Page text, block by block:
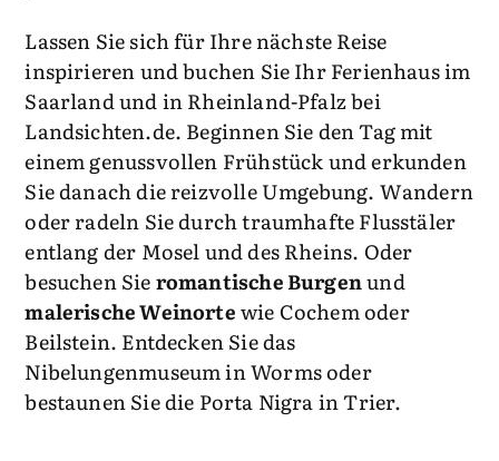
Lassen Sie sich für Ihre nächste Reise
inspirieren und buchen Sie Ihr Ferienhaus im
Saarland und in Rheinland-Pfalz bei
Landsichten.de. Beginnen Sie den Tag mit
einem genussvollen Frühstück und erkunden
Sie danach die reizvolle Umgebung. Wandern
oder radeln Sie durch traumhafte Flusstäler
entlang der Mosel und des Rheins. Oder
besuchen Sieromantische Burgenund
malerische Weinortewie Cochem oder
Beilstein. Entdecken Sie das
Nibelungenmuseum in Worms oder
bestaunen Sie die Porta Nigra in Trier.